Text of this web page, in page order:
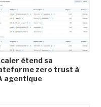
étend sa
zero trust à
agentique